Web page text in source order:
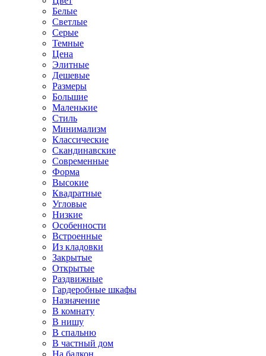
Белые
Светлые
Серые
Темные
Цена
Элитные
Дешевые
Размеры
Большие
Маленькие
Стиль
Минимализм
Классические
Скандинавские
Современные
Форма
Высокие
Квадратные
Угловые
Низкие
Особенности
Встроенные
Из кладовки
Закрытые
Открытые
Раздвижные
Гардеробные шкафы
Назначение
В комнату
В нишу
В спальню
В частный дом
На балкон